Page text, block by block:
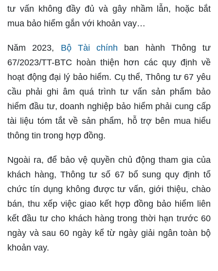
tư vấn không đầy đủ và gây nhầm lẫn, hoặc bắt
mua bảo hiểm gắn với khoản vay…
Năm 2023, Bộ Tài chính ban hành Thông tư
67/2023/TT-BTC hoàn thiện hơn các quy định về
hoạt động đại lý bảo hiểm. Cụ thể, Thông tư 67 yêu
cầu phải ghi âm quá trình tư vấn sản phẩm bảo
hiểm đầu tư, doanh nghiệp bảo hiểm phải cung cấp
tài liệu tóm tắt về sản phẩm, hỗ trợ bên mua hiểu
thông tin trong hợp đồng.
Ngoài ra, để bảo vệ quyền chủ động tham gia của
khách hàng, Thông tư số 67 bổ sung quy định tổ
chức tín dụng không được tư vấn, giới thiệu, chào
bán, thu xếp việc giao kết hợp đồng bảo hiểm liên
kết đầu tư cho khách hàng trong thời hạn trước 60
ngày và sau 60 ngày kể từ ngày giải ngân toàn bộ
khoản vay.